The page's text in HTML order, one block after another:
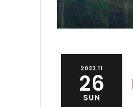
2023.11
26
SUN